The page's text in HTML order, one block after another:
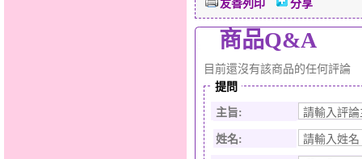
友善列印 分享
商品Q&A
目前還沒有該商品的任何評論
提問
主旨:
姓名: